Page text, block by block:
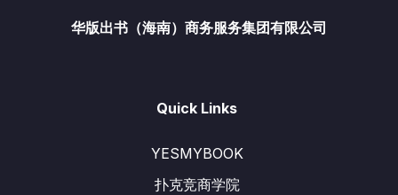
华版出书（海南）商务服务集团有限公司
Quick Links
YESMYBOOK
扑克竞商学院